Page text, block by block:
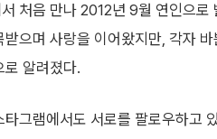
처음 만나 2012년 9월 연인으로
받으며 사랑을 이어왔지만, 각자
로 알려졌다.
타그램에서도 서로를 팔로우하고